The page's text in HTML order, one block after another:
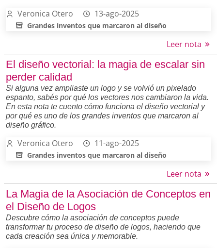
Veronica Otero 13-ago-2025
Grandes inventos que marcaron al diseño
Leer nota
El diseño vectorial: la magia de escalar sin
perder calidad
Si alguna vez ampliaste un logo y se volvió un pixelado
espanto, sabés por qué los vectores nos cambiaron la vida.
En esta nota te cuento cómo funciona el diseño vectorial y
por qué es uno de los grandes inventos que marcaron al
diseño gráfico.
Veronica Otero 11-ago-2025
Grandes inventos que marcaron al diseño
Leer nota
La Magia de la Asociación de Conceptos en
el Diseño de Logos
Descubre cómo la asociación de conceptos puede
transformar tu proceso de diseño de logos, haciendo que
cada creación sea única y memorable.